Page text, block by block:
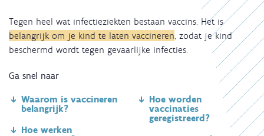
Tegen heel wat infectieziekten bestaan vaccins. Het is
belangrijk om je kind te laten vaccineren , zodat je kind
beschermd wordt tegen gevaarlijke infecties.
Ga snel naar
Waarom is vaccineren
belangrijk?
Hoe werken
Hoe worden
vaccinaties
geregistreerd?